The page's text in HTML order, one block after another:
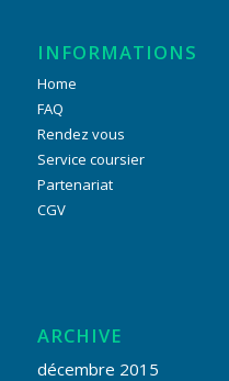
INFORMATIONS
Home
FAQ
Rendez vous
Service coursier
Partenariat
CGV
ARCHIVE
décembre 2015